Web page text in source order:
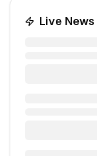
Live News